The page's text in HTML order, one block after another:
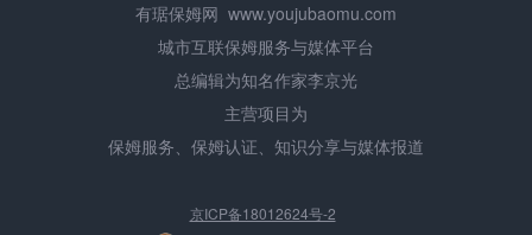
有琚保姆网 www.youjubaomu.com
城市互联保姆服务与媒体平台
总编辑为知名作家李京光
主营项目为
保姆服务、保姆认证、知识分享与媒体报道
京ICP备18012624号-2